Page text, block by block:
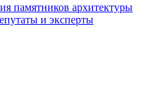
памятников архитектуры
и эксперты